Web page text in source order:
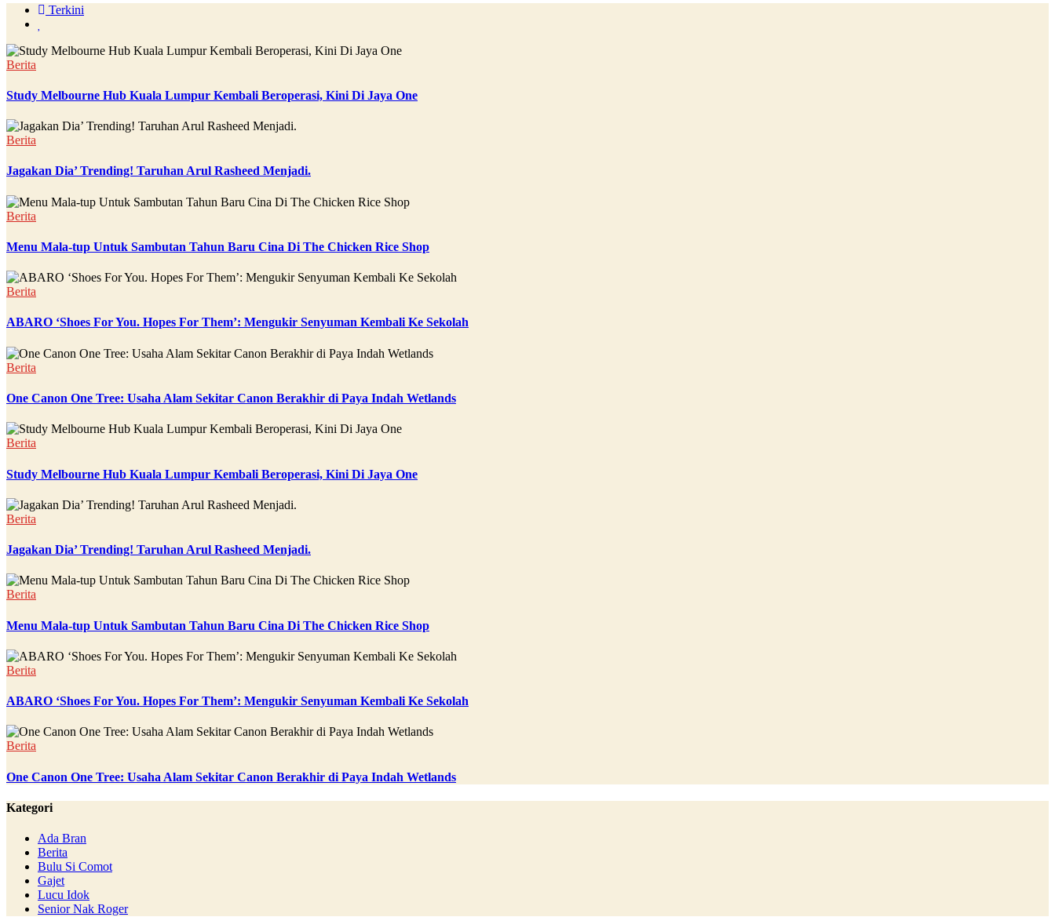
Terkini
Berita
Study Melbourne Hub Kuala Lumpur Kembali Beroperasi, Kini Di Jaya One
Berita
Jagakan Dia’ Trending! Taruhan Arul Rasheed Menjadi.
Berita
Menu Mala-tup Untuk Sambutan Tahun Baru Cina Di The Chicken Rice Shop
Berita
ABARO ‘Shoes For You. Hopes For Them’: Mengukir Senyuman Kembali Ke Sekolah
Berita
One Canon One Tree: Usaha Alam Sekitar Canon Berakhir di Paya Indah Wetlands
Berita
Study Melbourne Hub Kuala Lumpur Kembali Beroperasi, Kini Di Jaya One
Berita
Jagakan Dia’ Trending! Taruhan Arul Rasheed Menjadi.
Berita
Menu Mala-tup Untuk Sambutan Tahun Baru Cina Di The Chicken Rice Shop
Berita
ABARO ‘Shoes For You. Hopes For Them’: Mengukir Senyuman Kembali Ke Sekolah
Berita
One Canon One Tree: Usaha Alam Sekitar Canon Berakhir di Paya Indah Wetlands
Kategori
Ada Bran
Berita
Bulu Si Comot
Gajet
Lucu Idok
Senior Nak Roger